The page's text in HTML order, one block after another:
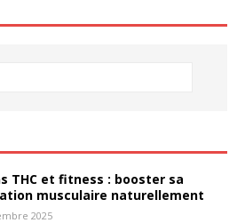
THC et fitness : booster sa
musculaire naturellement
2025